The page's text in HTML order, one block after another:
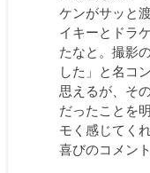
ケンがサッと
イキーとドラ
たなと。撮影
した」と名コ
思えるが、そ
だったことを
モく感じてく
喜びのコメント